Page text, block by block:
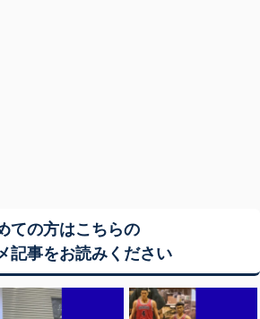
ての方はこちらの
記事をお読みください